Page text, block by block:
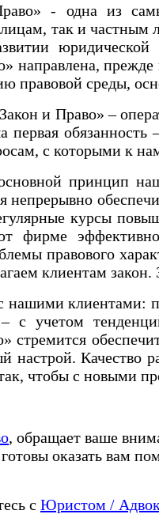
- одна из
так и частным
прежде
правовой среды,
и Право» –
с которыми к
принцип
курсы
фирме
правового
клиентам
клиентами:
учетом
стремится
настрой. Качество
чтобы с новыми
, обращает ваше
оказать вам
с Юристом /